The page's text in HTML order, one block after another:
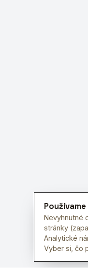
Nevyhnutné
stránky
Analytické
Vyber si, čo